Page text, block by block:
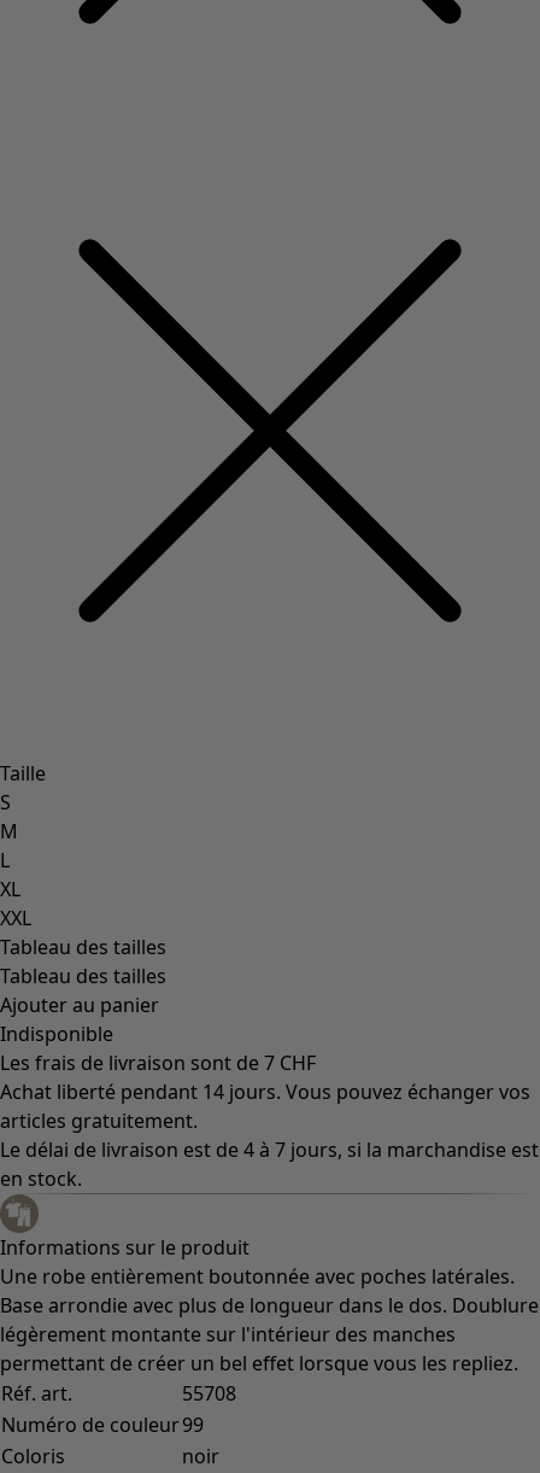
Taille
S
M
L
XL
XXL
Tableau des tailles
Tableau des tailles
Ajouter au panier
Indisponible
Les frais de livraison sont de 7 CHF
Achat liberté pendant 14 jours. Vous pouvez échanger vos
articles gratuitement.
Le délai de livraison est de 4 à 7 jours, si la marchandise est
en stock.
Informations sur le produit
Une robe entièrement boutonnée avec poches latérales.
Base arrondie avec plus de longueur dans le dos. Doublure
légèrement montante sur l'intérieur des manches
permettant de créer un bel effet lorsque vous les repliez.
Réf. art.
55708
Numéro de couleur99
Coloris
noir